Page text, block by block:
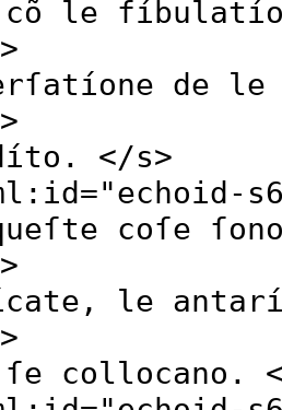
cõ le
de le
</s>
="echoid-
coſe
le
collocano.